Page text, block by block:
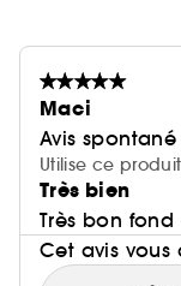
Maci
Avis
Utilise ce
Très bien
Très bon
Cet avis vous